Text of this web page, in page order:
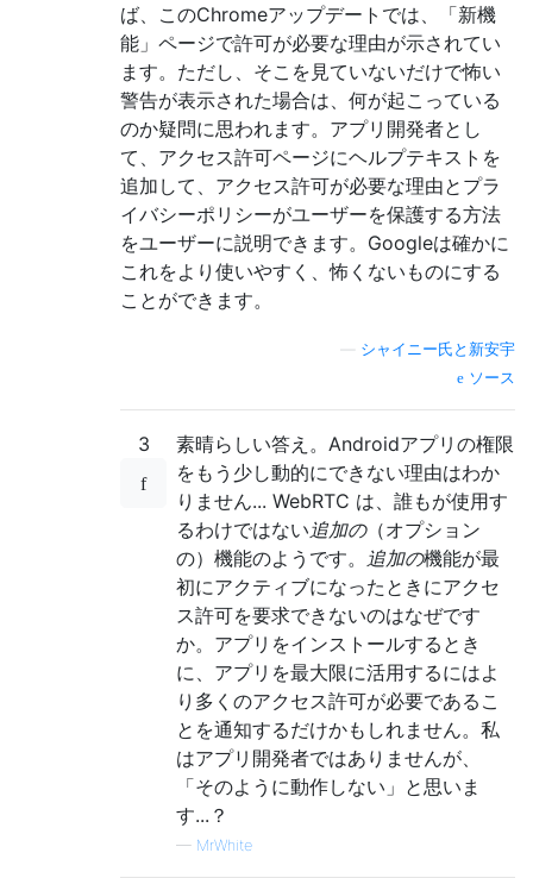
ば、このChromeアップデートでは、「新機
能」ページで許可が必要な理由が示されてい
ます。ただし、そこを見ていないだけで怖い
警告が表示された場合は、何が起こっている
のか疑問に思われます。アプリ開発者とし
て、アクセス許可ページにヘルプテキストを
追加して、アクセス許可が必要な理由とプラ
イバシーポリシーがユーザーを保護する方法
をユーザーに説明できます。Googleは確かに
これをより使いやすく、怖くないものにする
ことができます。
シャイニー氏と新安宇
ソース
3
素晴らしい答え。Androidアプリの権限
をもう少し動的にできない理由はわか
りません... WebRTC は、誰もが使用す
るわけではない追加の（オプション
の）機能のようです。 追加の機能が最
初にアクティブになったときにアクセ
ス許可を要求できないのはなぜです
か。アプリをインストールするとき
に、アプリを最大限に活用するにはよ
り多くのアクセス許可が必要であるこ
とを通知するだけかもしれません。私
はアプリ開発者ではありませんが、
「そのように動作しない」と思いま
す...？
— MrWhite